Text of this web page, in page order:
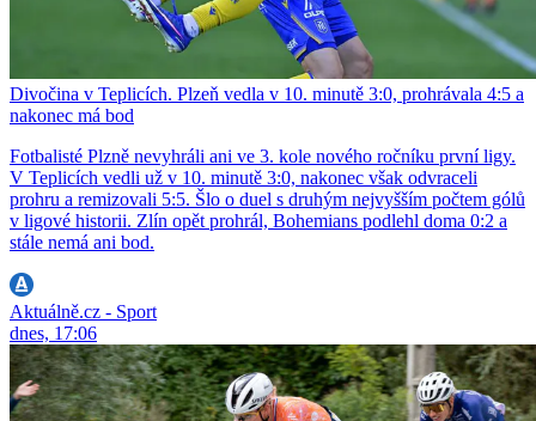
Divočina v Teplicích. Plzeň vedla v 10. minutě 3:0, prohrávala 4:5 a
nakonec má bod
Fotbalisté Plzně nevyhráli ani ve 3. kole nového ročníku první ligy.
V Teplicích vedli už v 10. minutě 3:0, nakonec však odvraceli
prohru a remizovali 5:5. Šlo o duel s druhým nejvyšším počtem gólů
v ligové historii. Zlín opět prohrál, Bohemians podlehl doma 0:2 a
stále nemá ani bod.
Aktuálně.cz - Sport
dnes, 17:06